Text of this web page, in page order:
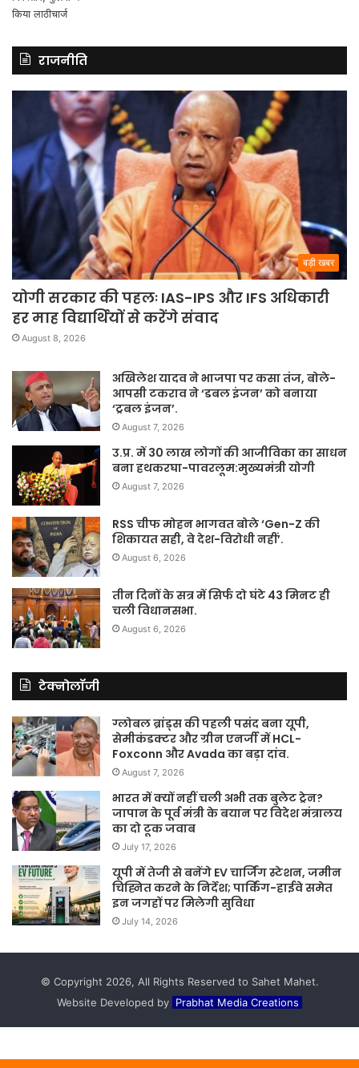
राजनीति
बड़ी खबर
योगी सरकार की पहलः IAS-IPS और IFS अधिकारी
हर माह विद्यार्थियों से करेंगे संवाद
August 8, 2026
अखिलेश यादव ने भाजपा पर कसा तंज, बोले-
आपसी टकराव ने ‘डबल इंजन’ को बनाया
‘ट्रबल इंजन’.
August 7, 2026
उ.प्र. में 30 लाख लोगों की आजीविका का साधन
बना हथकरघा-पावरलूम:मुख्यमंत्री योगी
August 7, 2026
RSS चीफ मोहन भागवत बोले ‘Gen-Z की
शिकायत सही, वे देश-विरोधी नहीं’.
August 6, 2026
तीन दिनों के सत्र में सिर्फ दो घंटे 43 मिनट ही
चली विधानसभा.
August 6, 2026
टेक्नोलॉजी
ग्लोबल ब्रांड्स की पहली पसंद बना यूपी,
सेमीकंडक्टर और ग्रीन एनर्जी में HCL-
Foxconn और Avada का बड़ा दांव.
August 7, 2026
भारत में क्यों नहीं चली अभी तक बुलेट ट्रेन?
जापान के पूर्व मंत्री के बयान पर विदेश मंत्रालय
का दो टूक जवाब
July 17, 2026
यूपी में तेजी से बनेंगे EV चार्जिंग स्टेशन, जमीन
चिह्नित करने के निर्देश; पार्किंग-हाईवे समेत
इन जगहों पर मिलेगी सुविधा
July 14, 2026
© Copyright 2026, All Rights Reserved to Sahet Mahet.
Website Developed by Prabhat Media Creations